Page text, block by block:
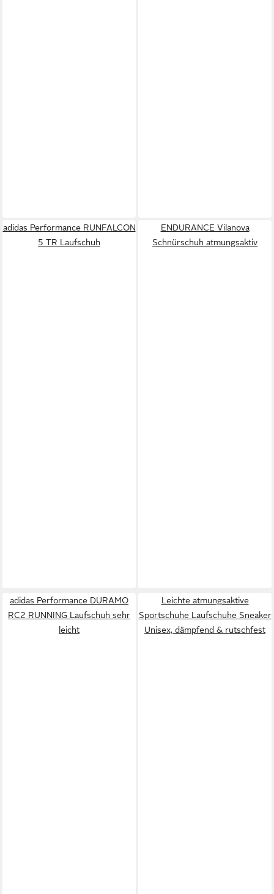
adidas Performance RUNFALCON
5 TR Laufschuh
ENDURANCE Vilanova
Schnürschuh atmungsaktiv
adidas Performance DURAMO
RC2 RUNNING Laufschuh sehr
leicht
Leichte atmungsaktive
Sportschuhe Laufschuhe Sneaker
Unisex, dämpfend & rutschfest